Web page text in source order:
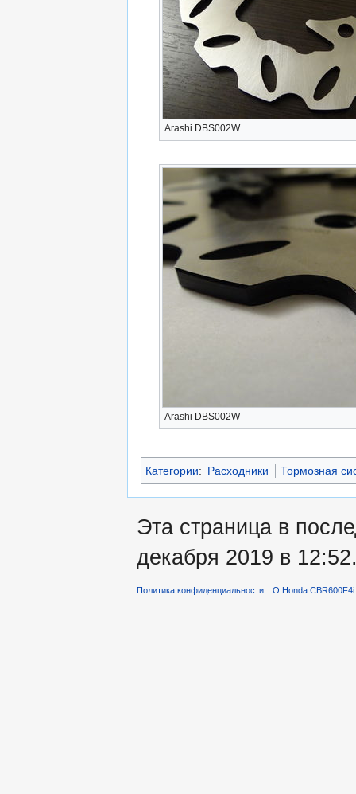
Arashi DBS002W
Arashi DBS002W
Категории: Расходники Тормозная
Эта страница в
декабря 2019 в
Политика конфиденциальности О Honda CBR600F4i